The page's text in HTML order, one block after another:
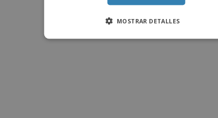
MOSTRAR DETALLES